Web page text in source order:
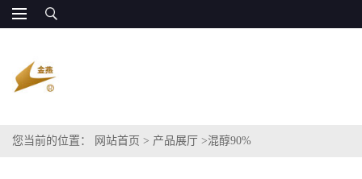
您当前的位置： 网站首页 > 产品展厅 >混醇90%